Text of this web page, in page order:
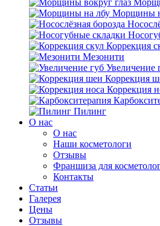
Морщины
Коррекция
Мезонити
Увеличение
Коррекция
Коррекция
Пилинг
O нас
O нас
Наши косметологи
Отзывы
Франшиза для
Контакты
Статьи
Галерея
Цены
Отзывы